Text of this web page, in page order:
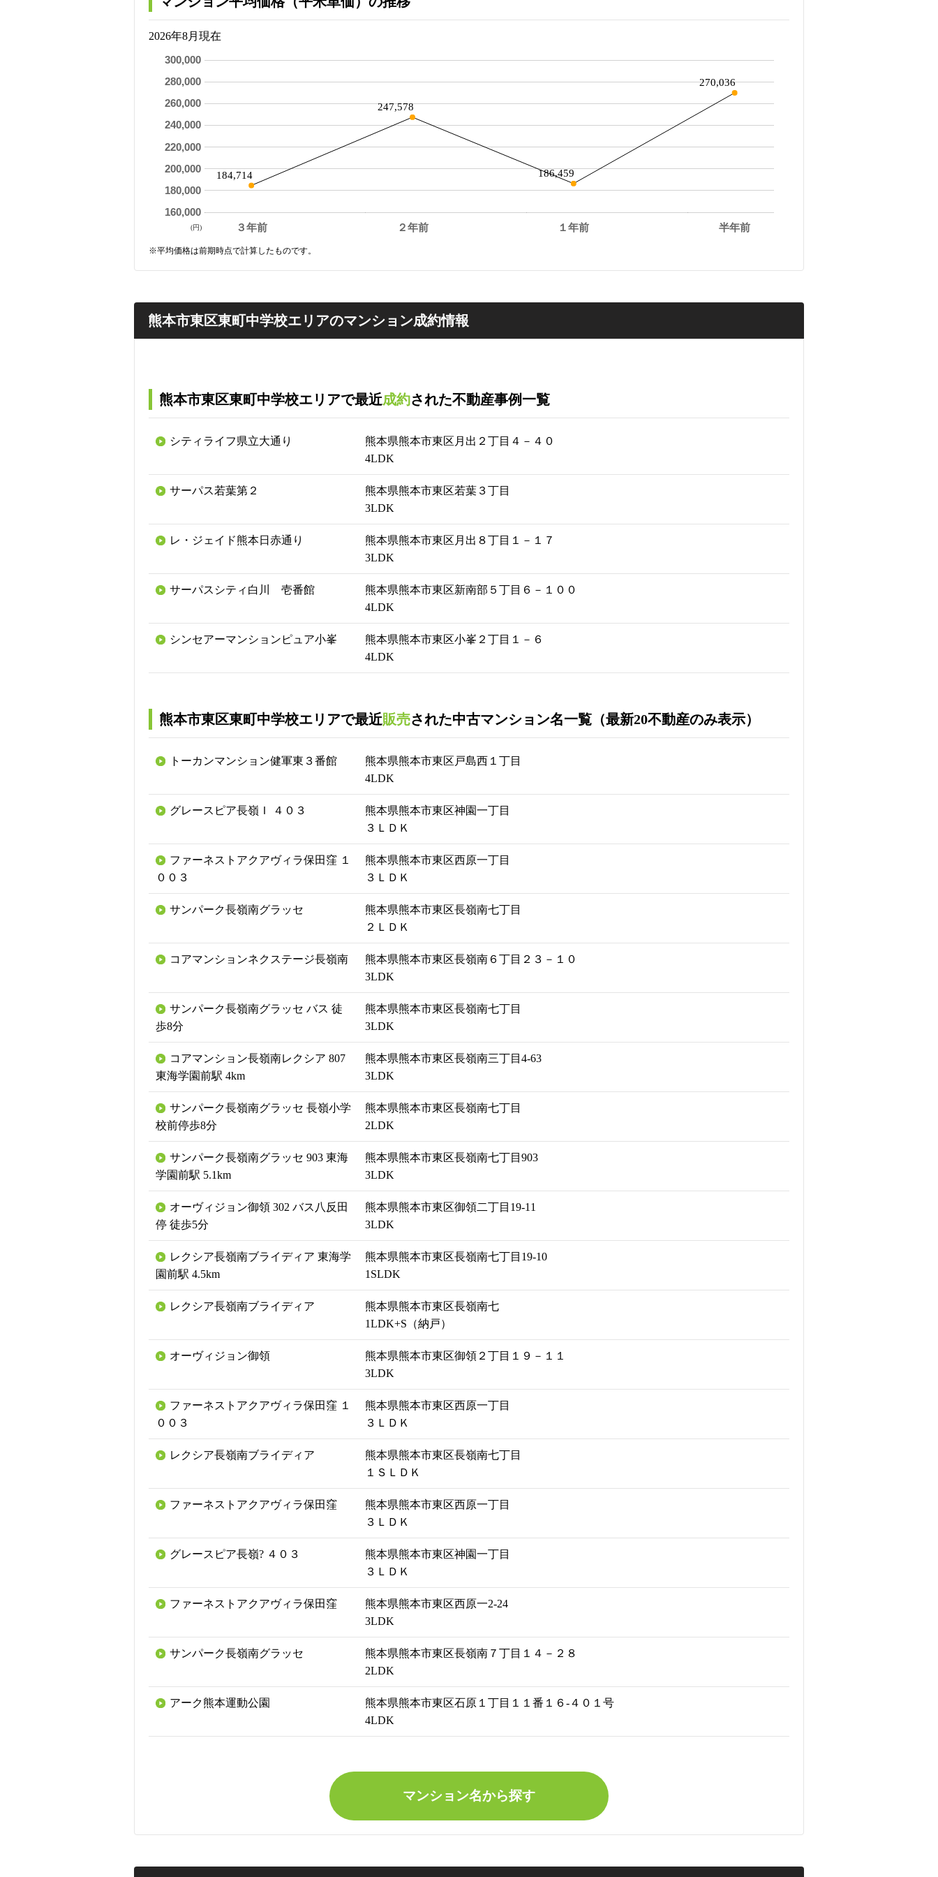
2026年8月現在
３年前 ２年前 １年前 半年前
160,000
180,000
200,000
220,000
240,000
260,000
280,000
300,000
184,714
247,578
186,459
270,036
(円)
※平均価格は前期時点で計算したものです。
熊本市東区東町中学校エリアのマンション成約情報
熊本市東区東町中学校エリアで最近成約された不動産事例一覧
シティライフ県立大通り
熊本県熊本市東区月出２丁目４－４０
4LDK
サーパス若葉第２
熊本県熊本市東区若葉３丁目
3LDK
レ・ジェイド熊本日赤通り
熊本県熊本市東区月出８丁目１－１７
3LDK
サーパスシティ白川 壱番館
熊本県熊本市東区新南部５丁目６－１００
4LDK
シンセアーマンションピュア小峯
熊本県熊本市東区小峯２丁目１－６
4LDK
熊本市東区東町中学校エリアで最近販売された中古マンション名一覧（最新20不動産のみ表示）
トーカンマンション健軍東３番館
熊本県熊本市東区戸島西１丁目
4LDK
グレースピア長嶺Ｉ ４０３
熊本県熊本市東区神園一丁目
３ＬＤＫ
ファーネストアクアヴィラ保田窪 １
００３
熊本県熊本市東区西原一丁目
３ＬＤＫ
サンパーク長嶺南グラッセ
熊本県熊本市東区長嶺南七丁目
２ＬＤＫ
コアマンションネクステージ長嶺南
熊本県熊本市東区長嶺南６丁目２３－１０
3LDK
サンパーク長嶺南グラッセ バス 徒
歩8分
熊本県熊本市東区長嶺南七丁目
3LDK
コアマンション長嶺南レクシア 807
東海学園前駅 4km
熊本県熊本市東区長嶺南三丁目4-63
3LDK
サンパーク長嶺南グラッセ 長嶺小学
校前停歩8分
熊本県熊本市東区長嶺南七丁目
2LDK
サンパーク長嶺南グラッセ 903 東海
学園前駅 5.1km
熊本県熊本市東区長嶺南七丁目903
3LDK
オーヴィジョン御領 302 バス八反田
停 徒歩5分
熊本県熊本市東区御領二丁目19-11
3LDK
レクシア長嶺南ブライディア 東海学
園前駅 4.5km
熊本県熊本市東区長嶺南七丁目19-10
1SLDK
レクシア長嶺南ブライディア
熊本県熊本市東区長嶺南七
1LDK+S（納戸）
オーヴィジョン御領
熊本県熊本市東区御領２丁目１９－１１
3LDK
ファーネストアクアヴィラ保田窪 １
００３
熊本県熊本市東区西原一丁目
３ＬＤＫ
レクシア長嶺南ブライディア
熊本県熊本市東区長嶺南七丁目
１ＳＬＤＫ
ファーネストアクアヴィラ保田窪
熊本県熊本市東区西原一丁目
３ＬＤＫ
グレースピア長嶺? ４０３
熊本県熊本市東区神園一丁目
３ＬＤＫ
ファーネストアクアヴィラ保田窪
熊本県熊本市東区西原一2‐24
3LDK
サンパーク長嶺南グラッセ
熊本県熊本市東区長嶺南７丁目１４－２８
2LDK
アーク熊本運動公園
熊本県熊本市東区石原１丁目１１番１６‐４０１号
4LDK
マンション名から探す